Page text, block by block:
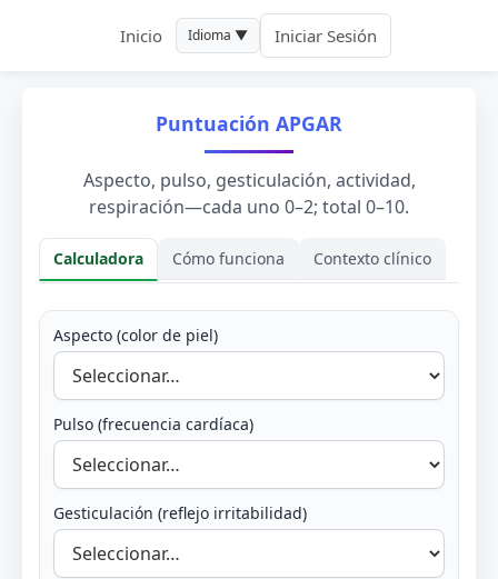
Inicio Idioma ▼ Iniciar Sesión
Puntuación APGAR
Aspecto, pulso, gesticulación, actividad,
respiración—cada uno 0–2; total 0–10.
Calculadora Cómo funciona Contexto clínico
Calculadora
Aspecto (color de piel)
Pulso (frecuencia cardíaca)
Gesticulación (reflejo irritabilidad)